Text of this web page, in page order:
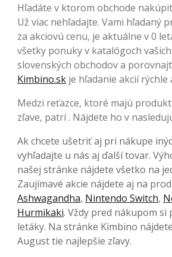
Hľadáte v ktorom obchode
Už viac nehľadajte. Vami hľadaný
za akciovú cenu, je aktuálne v 0
všetky ponuky v katalógoch
slovenských obchodov a
Kimbino.sk je hľadanie akcií rýchle
Medzi reťazce, ktoré majú
zľave, patrí . Nájdete ho v
Ak chcete ušetriť aj pri nákupe
vyhľadajte u nás aj ďalší tovar.
našej stránke nájdete všetko na
Zaujímavé akcie nájdete aj na
Ashwagandha, Nintendo Switch,
Hurmikaki. Vždy pred nákupom si
letáky. Na stránke Kimbino
August tie najlepšie zľavy.